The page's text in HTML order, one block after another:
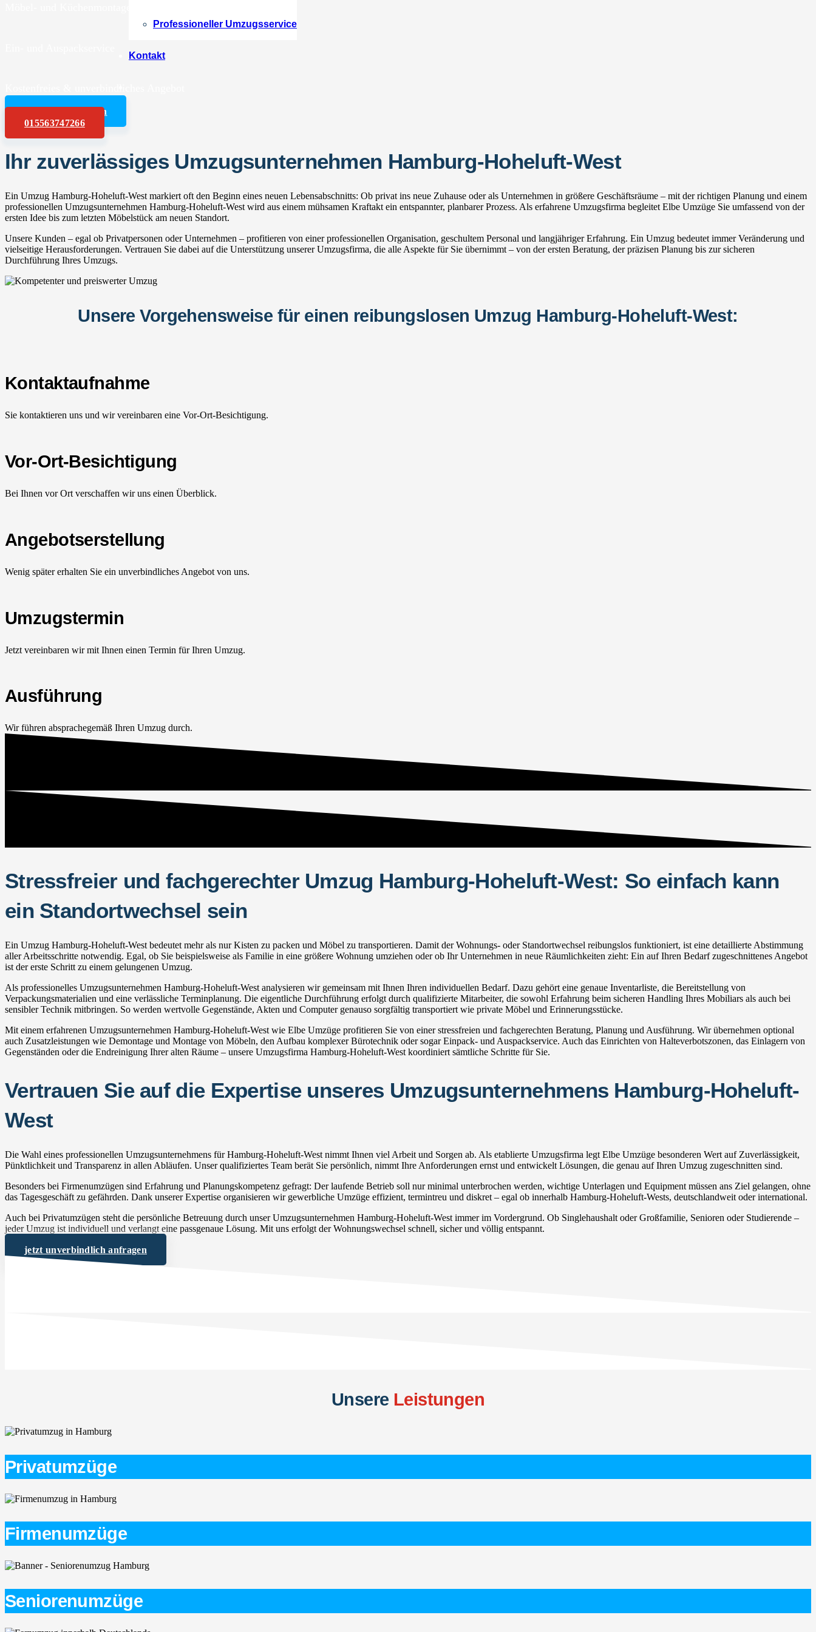
Professioneller Umzugsservice
Kontakt
Angebot anfordern
015563747266
Ihr zuverlässiges Umzugsunternehmen Hamburg-Hoheluft-West
Ein Umzug Hamburg-Hoheluft-West markiert oft den Beginn eines neuen Lebensabschnitts: Ob privat ins neue Zuhause oder als Unternehmen in größere Geschäftsräume – mit der richtigen Planung und einem
professionellen Umzugsunternehmen Hamburg-Hoheluft-West wird aus einem mühsamen Kraftakt ein entspannter, planbarer Prozess. Als erfahrene Umzugsfirma begleitet Elbe Umzüge Sie umfassend von der
ersten Idee bis zum letzten Möbelstück am neuen Standort.
Unsere Kunden – egal ob Privatpersonen oder Unternehmen – profitieren von einer professionellen Organisation, geschultem Personal und langjähriger Erfahrung. Ein Umzug bedeutet immer Veränderung und
vielseitige Herausforderungen. Vertrauen Sie dabei auf die Unterstützung unserer Umzugsfirma, die alle Aspekte für Sie übernimmt – von der ersten Beratung, der präzisen Planung bis zur sicheren
Durchführung Ihres Umzugs.
Unsere Vorgehensweise für einen reibungslosen Umzug Hamburg-Hoheluft-West:
Kontaktaufnahme
Sie kontaktieren uns und wir vereinbaren eine Vor-Ort-Besichtigung.
Vor-Ort-Besichtigung
Bei Ihnen vor Ort verschaffen wir uns einen Überblick.
Angebotserstellung
Wenig später erhalten Sie ein unverbindliches Angebot von uns.
Umzugstermin
Jetzt vereinbaren wir mit Ihnen einen Termin für Ihren Umzug.
Ausführung
Wir führen absprachegemäß Ihren Umzug durch.
Stressfreier und fachgerechter Umzug Hamburg-Hoheluft-West: So einfach kann
ein Standortwechsel sein
Ein Umzug Hamburg-Hoheluft-West bedeutet mehr als nur Kisten zu packen und Möbel zu transportieren. Damit der Wohnungs- oder Standortwechsel reibungslos funktioniert, ist eine detaillierte Abstimmung
aller Arbeitsschritte notwendig. Egal, ob Sie beispielsweise als Familie in eine größere Wohnung umziehen oder ob Ihr Unternehmen in neue Räumlichkeiten zieht: Ein auf Ihren Bedarf zugeschnittenes Angebot
ist der erste Schritt zu einem gelungenen Umzug.
Als professionelles Umzugsunternehmen Hamburg-Hoheluft-West analysieren wir gemeinsam mit Ihnen Ihren individuellen Bedarf. Dazu gehört eine genaue Inventarliste, die Bereitstellung von
Verpackungsmaterialien und eine verlässliche Terminplanung. Die eigentliche Durchführung erfolgt durch qualifizierte Mitarbeiter, die sowohl Erfahrung beim sicheren Handling Ihres Mobiliars als auch bei
sensibler Technik mitbringen. So werden wertvolle Gegenstände, Akten und Computer genauso sorgfältig transportiert wie private Möbel und Erinnerungsstücke.
Mit einem erfahrenen Umzugsunternehmen Hamburg-Hoheluft-West wie Elbe Umzüge profitieren Sie von einer stressfreien und fachgerechten Beratung, Planung und Ausführung. Wir übernehmen optional
auch Zusatzleistungen wie Demontage und Montage von Möbeln, den Aufbau komplexer Bürotechnik oder sogar Einpack- und Auspackservice. Auch das Einrichten von Halteverbotszonen, das Einlagern von
Gegenständen oder die Endreinigung Ihrer alten Räume – unsere Umzugsfirma Hamburg-Hoheluft-West koordiniert sämtliche Schritte für Sie.
Vertrauen Sie auf die Expertise unseres Umzugsunternehmens Hamburg-Hoheluft-
West
Die Wahl eines professionellen Umzugsunternehmens für Hamburg-Hoheluft-West nimmt Ihnen viel Arbeit und Sorgen ab. Als etablierte Umzugsfirma legt Elbe Umzüge besonderen Wert auf Zuverlässigkeit,
Pünktlichkeit und Transparenz in allen Abläufen. Unser qualifiziertes Team berät Sie persönlich, nimmt Ihre Anforderungen ernst und entwickelt Lösungen, die genau auf Ihren Umzug zugeschnitten sind.
Besonders bei Firmenumzügen sind Erfahrung und Planungskompetenz gefragt: Der laufende Betrieb soll nur minimal unterbrochen werden, wichtige Unterlagen und Equipment müssen ans Ziel gelangen, ohne
das Tagesgeschäft zu gefährden. Dank unserer Expertise organisieren wir gewerbliche Umzüge effizient, termintreu und diskret – egal ob innerhalb Hamburg-Hoheluft-Wests, deutschlandweit oder international.
Auch bei Privatumzügen steht die persönliche Betreuung durch unser Umzugsunternehmen Hamburg-Hoheluft-West immer im Vordergrund. Ob Singlehaushalt oder Großfamilie, Senioren oder Studierende –
jeder Umzug ist individuell und verlangt eine passgenaue Lösung. Mit uns erfolgt der Wohnungswechsel schnell, sicher und völlig entspannt.
jetzt unverbindlich anfragen
Unsere Leistungen
Privatumzüge
Firmenumzüge
Seniorenumzüge